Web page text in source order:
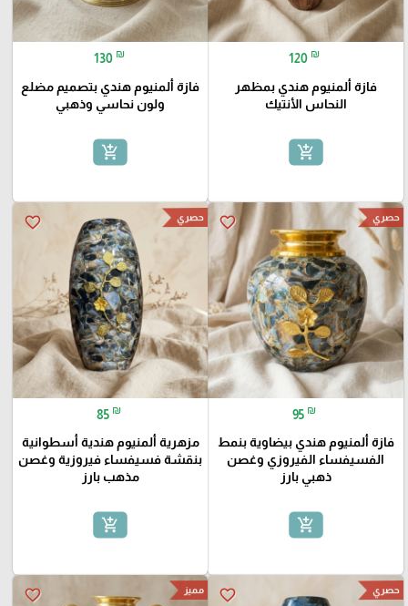
120 ₪
فازة ألمنيوم هندي بمظهر
النحاس الأنتيك
add_shopping_cart
130 ₪
فازة ألمنيوم هندي بتصميم مضلع
ولون نحاسي وذهبي
add_shopping_cart
favorite_border حصري
95 ₪
فازة ألمنيوم هندي بيضاوية بنمط
الفسيفساء الفيروزي وغصن
ذهبي بارز
add_shopping_cart
favorite_border حصري
85 ₪
مزهرية ألمنيوم هندية أسطوانية
بنقشة فسيفساء فيروزية وغصن
مذهب بارز
add_shopping_cart
favorite_border حصري favorite_border مميز